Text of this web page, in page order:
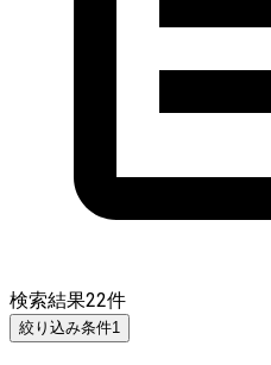
検索結果22件
絞り込み条件1